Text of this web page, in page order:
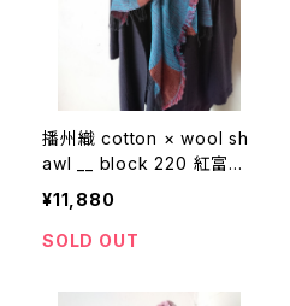
播州織 cotton × wool sh
awl __ block 220 紅富士
K
¥11,880
SOLD OUT